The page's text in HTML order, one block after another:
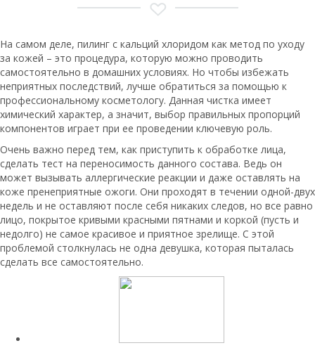
На самом деле, пилинг с кальций хлоридом как метод по уходу
за кожей – это процедура, которую можно проводить
самостоятельно в домашних условиях. Но чтобы избежать
неприятных последствий, лучше обратиться за помощью к
профессиональному косметологу. Данная чистка имеет
химический характер, а значит, выбор правильных пропорций
компонентов играет при ее проведении ключевую роль.
Очень важно перед тем, как приступить к обработке лица,
сделать тест на переносимость данного состава. Ведь он
может вызывать аллергические реакции и даже оставлять на
коже пренеприятные ожоги. Они проходят в течении одной-двух
недель и не оставляют после себя никаких следов, но все равно
лицо, покрытое кривыми красными пятнами и коркой (пусть и
недолго) не самое красивое и приятное зрелище. С этой
проблемой столкнулась не одна девушка, которая пыталась
сделать все самостоятельно.